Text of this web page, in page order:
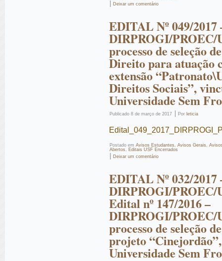
Deixar um comentário
EDITAL Nº 049/2017
DIRPROGI/
processo de seleção
Direito para atuação
extensão
Direitos Sociais”,
Universidade Sem
Publicado 8 de março de 2017 Por leticia
Postado em Avisos Estudantes , Avisos Gerais ,
Abertos , Editais USF Encerrados
Deixar um comentário
EDITAL Nº 032/2017
DIRPROGI/PROEC/
Edital nº 147/2016 –
DIRPROGI/
processo de seleção
projeto
Universidade Sem